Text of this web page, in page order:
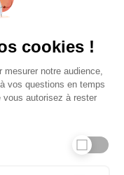
cookies !
notre audience,
vos questions en temps
vous autorisez à rester